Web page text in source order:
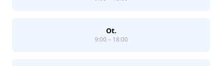
Ot.
9:00 – 18:00